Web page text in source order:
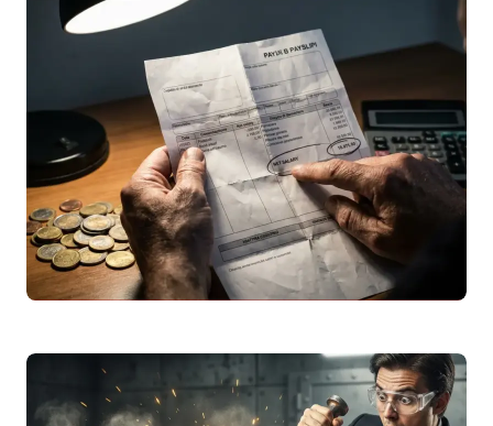
Hai ricevuto un
raccomandata market 5496? Scopri i
mittenti più probabili ( INPS, utility, banche)
e…
Leggi articolo
per Regione
Scopri cos’è l’addizionale regionaleIRPEF